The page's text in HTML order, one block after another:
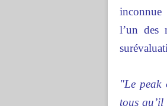
inconnue
l’un des
"Le peak
tous